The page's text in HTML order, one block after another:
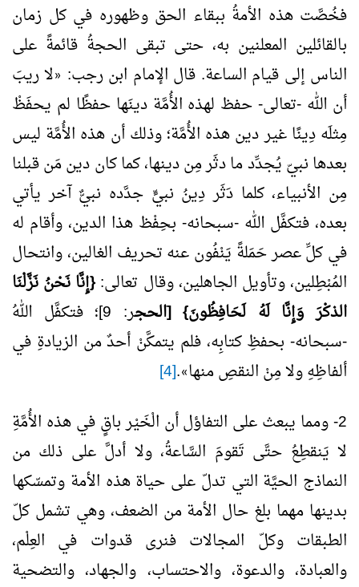
فخُصَّت هذه الأمةُ ببقاء الحق وظهوره في كل زمان
بالقائلين المعلنين به، حتى تبقى الحجةُ قائمةً على
الناس إلى قيام الساعة. قال الإمام ابن رجب: «لا ريبَ
أن الله -تعالى- حفظ لهذه الأُمَّة دينَها حفظًا لم يحفَظْ
مِثلَه دِينًا غير دين هذه الأُمَّة؛ وذلك أن هذه الأُمَّة ليس
بعدها نبيّ يُجدِّد ما دثَر مِن دينها، كما كان دين مَن قبلنا
مِن الأنبياء، كلما دَثَر دِينُ نبيٍّ جدَّده نبيٌّ آخر يأتي
بعده، فتكفَّل الله -سبحانه- بحِفْظ هذا الدين، وأقام له
في كلِّ عصر حَمَلةً يَنْفُون عنه تحريف الغالين، وانتحال
المُبْطِلين، وتأويل الجاهلين، وقال تعالى:{إِنَّا نَحْنُ نَزَّلْنَا
الذكْرَ وَإِنَّا لَهُ لَحَافِظُونَ} [الحج
ر: 9]؛ فتكفَّل اللهُ
-سبحانه- بحفظِ كتابِه، فلم يتمكَّنْ أحدٌ من الزيادةِ في
ألفاظِهِ ولا مِنْ النقصِ منها»
.
[4]
2- ومما يبعث على التفاؤل أن الْخَيْر باقٍ في هذه الأُمَّةِ
لا يَنقطِعُ حتَّى تَقومَ السَّاعةُ، ولا أدلَّ على ذلك من
النماذج الحيَّة التي تدلّ على حياة هذه الأمة وتمسّكها
بدينها مهما بلغ حال الأمة من الضعف، وهي تشمل كلّ
الطبقات وكلّ المجالات فنرى قدوات في العِلْم،
والعبادة، والدعوة، والاحتساب، والجهاد، والتضحية